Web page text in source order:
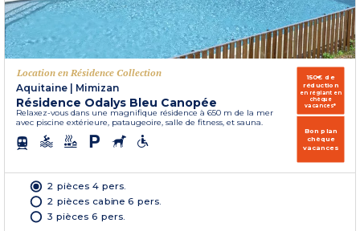
Location en Résidence Collection
Aquitaine
Mimizan
Résidence Odalys Bleu Canopée
Relaxez-vous dans une magnifique résidence à 650 m de la mer
avec piscine extérieure, pataugeoire, salle de fitness, et sauna.
150€ de
réduction
en réglant en
chèque
vacances*
Bon plan
chèque
vacances
2 pièces 4 pers.
2 pièces cabine 6 pers.
3 pièces 6 pers.